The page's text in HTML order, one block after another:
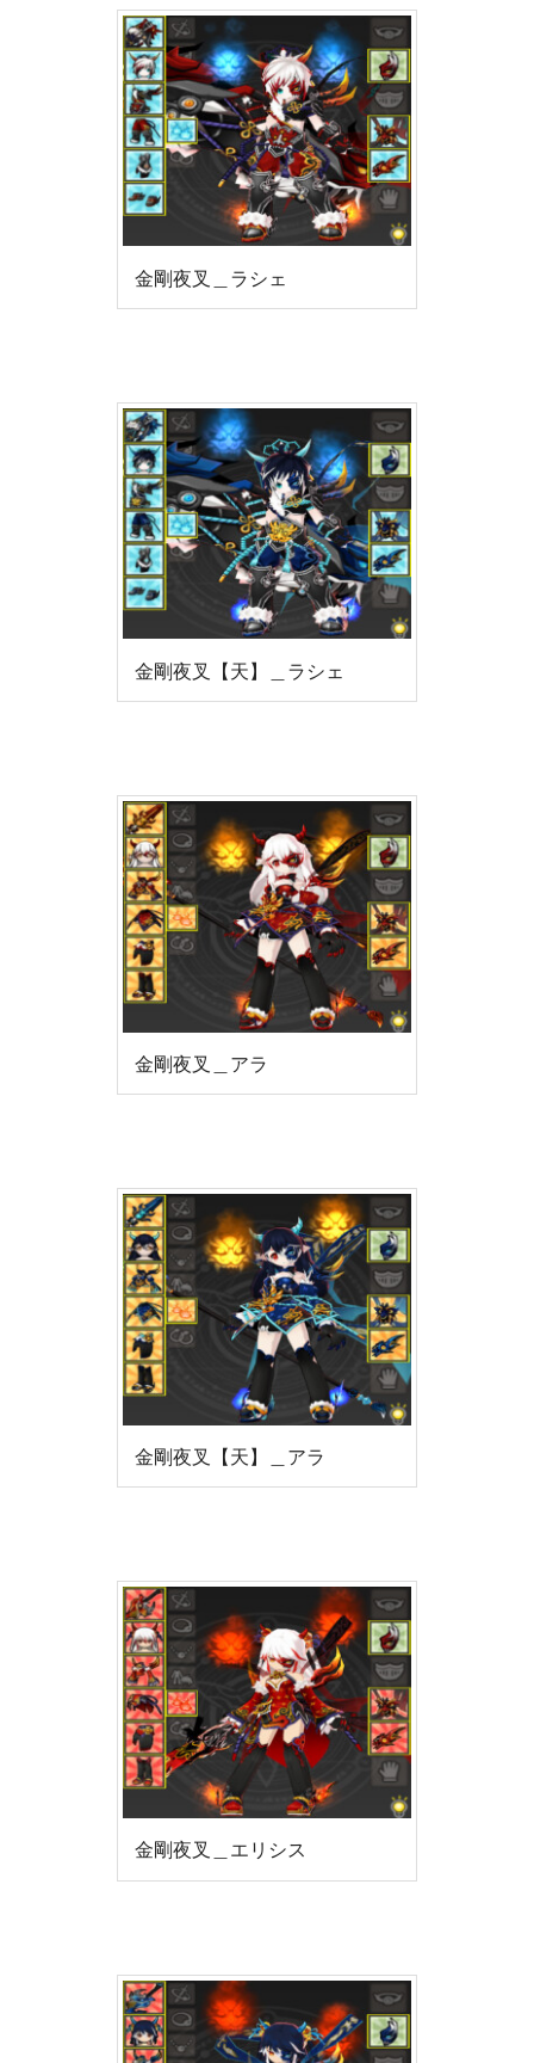
金剛夜叉＿ラシェ
金剛夜叉【天】＿ラシェ
金剛夜叉＿アラ
金剛夜叉【天】＿アラ
金剛夜叉＿エリシス